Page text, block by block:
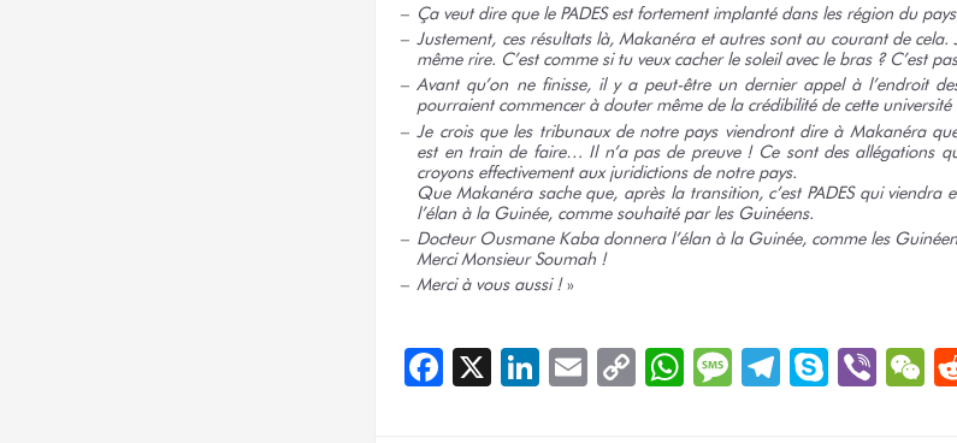
Ça veut dire que le PADES est fortement implanté dans les région du
Justement, ces résultats là, Makanéra et autres sont au courant de
même rire. C’est comme si tu veux cacher le soleil avec le bras ? C’est
Avant qu’on ne finisse, il y a peut-être un dernier appel à l’endroit
pourraient commencer à douter même de la crédibilité de cette université
Je crois que les tribunaux de notre pays viendront dire à Makanéra
est en train de faire… Il n’a pas de preuve ! Ce sont des allégations
croyons effectivement aux juridictions de notre pays.
Que Makanéra sache que, après la transition, c’est PADES qui
l’élan à la Guinée, comme souhaité par les Guinéens.
Docteur Ousmane Kaba donnera l’élan à la Guinée, comme les
Merci MonsieurSoumah !
Merci à vous aussi !»
Facebook
X LinkedIn
EmailCopyWhatsApp
Message
Telegram
Skype